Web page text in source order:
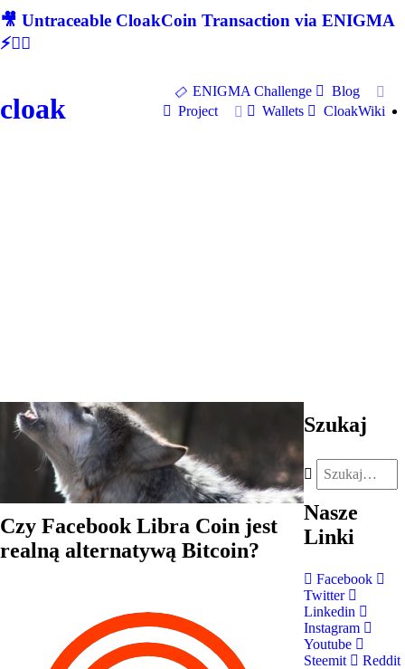
🎥 Untraceable CloakCoin Transaction via ENIGMA
⚡🕵‍♂
cloak
ENIGMA Challenge
Blog
Project
Wallets CloakWiki
Czy Facebook Libra Coin jest
realną alternatywą Bitcoin?
Szukaj
Nasze
Linki
Facebook
Twitter
Linkedin
Instagram
Youtube
Steemit
Reddit